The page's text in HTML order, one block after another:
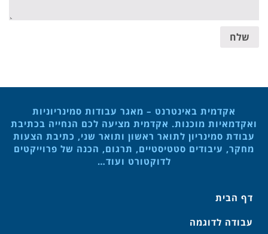
שלח
אקדמית באינטרנט – מאגר עבודות סמינריוניות
ואקדמאיות מוכנות. אקדמית מציעה לכם הנחייה בכתיבת
עבודת סמינריון לתואר ראשון ותואר שני, כתיבת הצעות
מחקר, עיבודים סטטיסטיים, תרגום, הכנה של פרוייקטים
לדוקטורט ועוד…
דף הבית
עבודה לדוגמה